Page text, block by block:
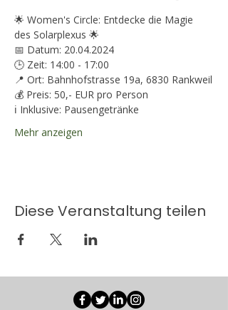
🌟 Women's Circle: Entdecke die Magie
des Solarplexus 🌟
📅 Datum: 20.04.2024
🕒 Zeit: 14:00 - 17:00
📍 Ort: Bahnhofstrasse 19a, 6830 Rankweil
💰 Preis: 50,- EUR pro Person
ℹ️ Inklusive: Pausengetränke
Mehr anzeigen
Diese Veranstaltung teilen